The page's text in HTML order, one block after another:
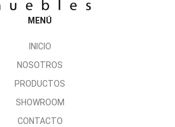
MENÚ
INICIO
NOSOTROS
PRODUCTOS
SHOWROOM
CONTACTO